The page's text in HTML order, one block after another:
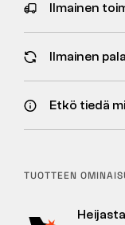
Ilmainen
Ilmainen
Etkö tiedä
TUOTTEEN